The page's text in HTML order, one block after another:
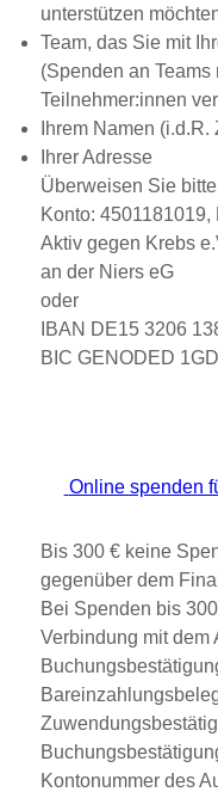
unterstützen
Team, das Sie mit
(Spenden an
Teilnehmer:innen
Ihrem Namen
Ihrer Adresse
Überweisen Sie
Konto: 4501181019,
Aktiv gegen Krebs
an der Niers eG
oder
IBAN DE15 3206
BIC GENODED
Online spenden
Bis 300 € keine
gegenüber dem
Bei Spenden bis
Verbindung mit dem
Kontonummer des